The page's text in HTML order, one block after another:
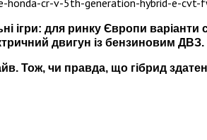
ігри: для ринку Європи
двигун із бензиновим ДВЗ.
Тож, чи правда, що гібрид